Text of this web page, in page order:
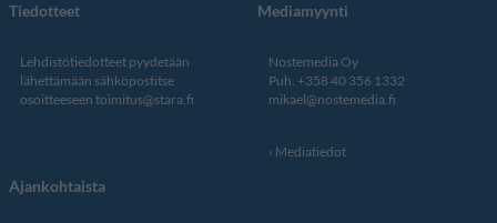
Tiedotteet
Lehdistötiedotteet pyydetään
lähettämään sähköpostitse
osoitteeseen toimitus@stara.fi
Mediamyynti
Nostemedia Oy
Puh. +358 40 356 1332
mikael@nostemedia.fi
Mediatiedot
Ajankohtaista